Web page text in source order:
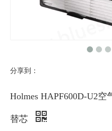
分享到：
Holmes HAPF600D-U2
替芯